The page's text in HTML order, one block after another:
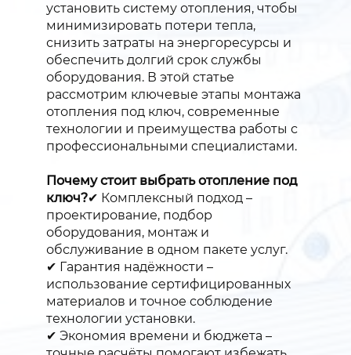
установить систему отопления, чтобы
минимизировать потери тепла,
снизить затраты на энергоресурсы и
обеспечить долгий срок службы
оборудования. В этой статье
рассмотрим ключевые этапы монтажа
отопления под ключ, современные
технологии и преимущества работы с
профессиональными специалистами.
Почему стоит выбрать отопление под
ключ?✔ Комплексный подход –
проектирование, подбор
оборудования, монтаж и
обслуживание в одном пакете услуг.
✔ Гарантия надёжности –
использование сертифицированных
материалов и точное соблюдение
технологии установки.
✔ Экономия времени и бюджета –